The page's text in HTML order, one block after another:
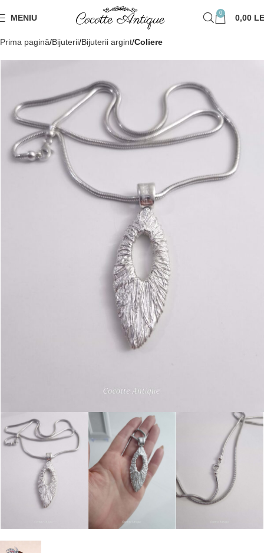
MENIU 0 0,00
Prima pagină Bijuterii Bijuterii argint Coliere